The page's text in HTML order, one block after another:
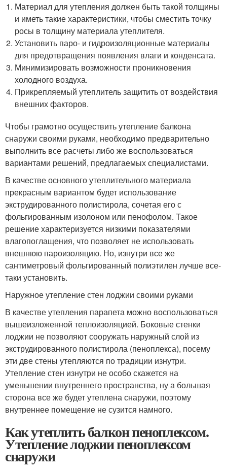
Материал для утепления должен быть такой толщины
и иметь такие характеристики, чтобы сместить точку
росы в толщину материала утеплителя.
Установить паро- и гидроизоляционные материалы
для предотвращения появления влаги и конденсата.
Минимизировать возможности проникновения
холодного воздуха.
Прикрепляемый утеплитель защитить от воздействия
внешних факторов.
Чтобы грамотно осуществить утепление балкона
снаружи своими руками, необходимо предварительно
выполнить все расчеты либо же воспользоваться
вариантами решений, предлагаемых специалистами.
В качестве основного утеплительного материала
прекрасным вариантом будет использование
экструдированного полистирола, сочетая его с
фольгированным изолоном или пенофолом. Такое
решение характеризуется низкими показателями
влагопоглащения, что позволяет не использовать
внешнюю пароизоляцию. Но, изнутри все же
сантиметровый фольгированный полиэтилен лучше все-
таки установить.
Наружное утепление стен лоджии своими руками
В качестве утепления парапета можно воспользоваться
вышеизложенной теплоизоляцией. Боковые стенки
лоджии не позволяют сооружать наружный слой из
экструдированного полистирола (пеноплекса), посему
эти две стены утепляются по традиции изнутри.
Утепление стен изнутри не особо скажется на
уменьшении внутреннего пространства, ну а большая
сторона все же будет утеплена снаружи, поэтому
внутреннее помещение не сузится намного.
Как утеплить балкон пеноплексом.
Утепление лоджии пеноплексом
снаружи